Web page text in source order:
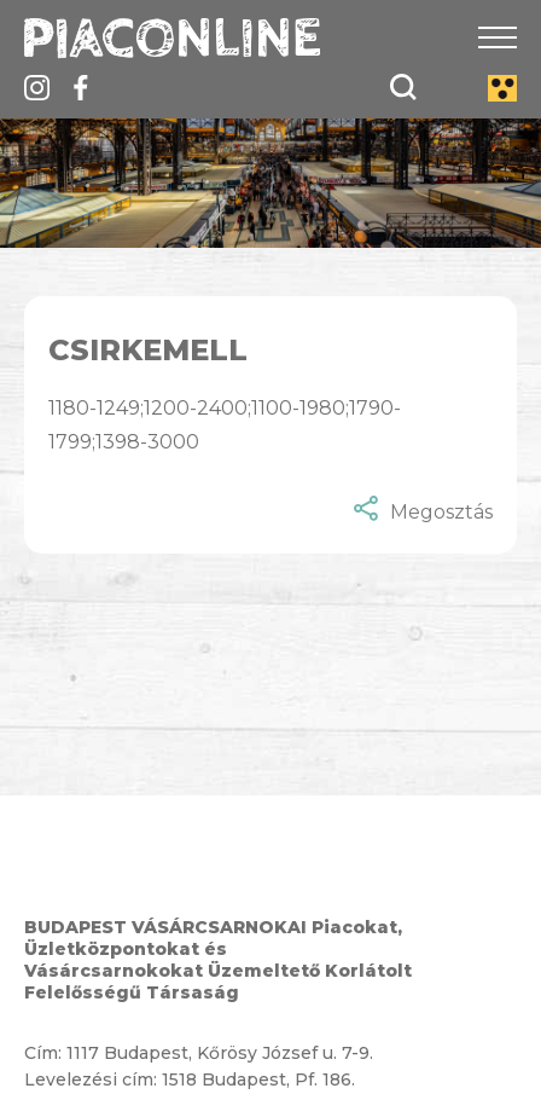
CSIRKEMELL
1180-1249;1200-2400;1100-1980;1790-
1799;1398-3000
Megosztás
BUDAPEST VÁSÁRCSARNOKAI Piacokat,
Üzletközpontokat és
Vásárcsarnokokat Üzemeltető Korlátolt
Felelősségű Társaság
Cím: 1117 Budapest, Kőrösy József u. 7-9.
Levelezési cím: 1518 Budapest, Pf. 186.